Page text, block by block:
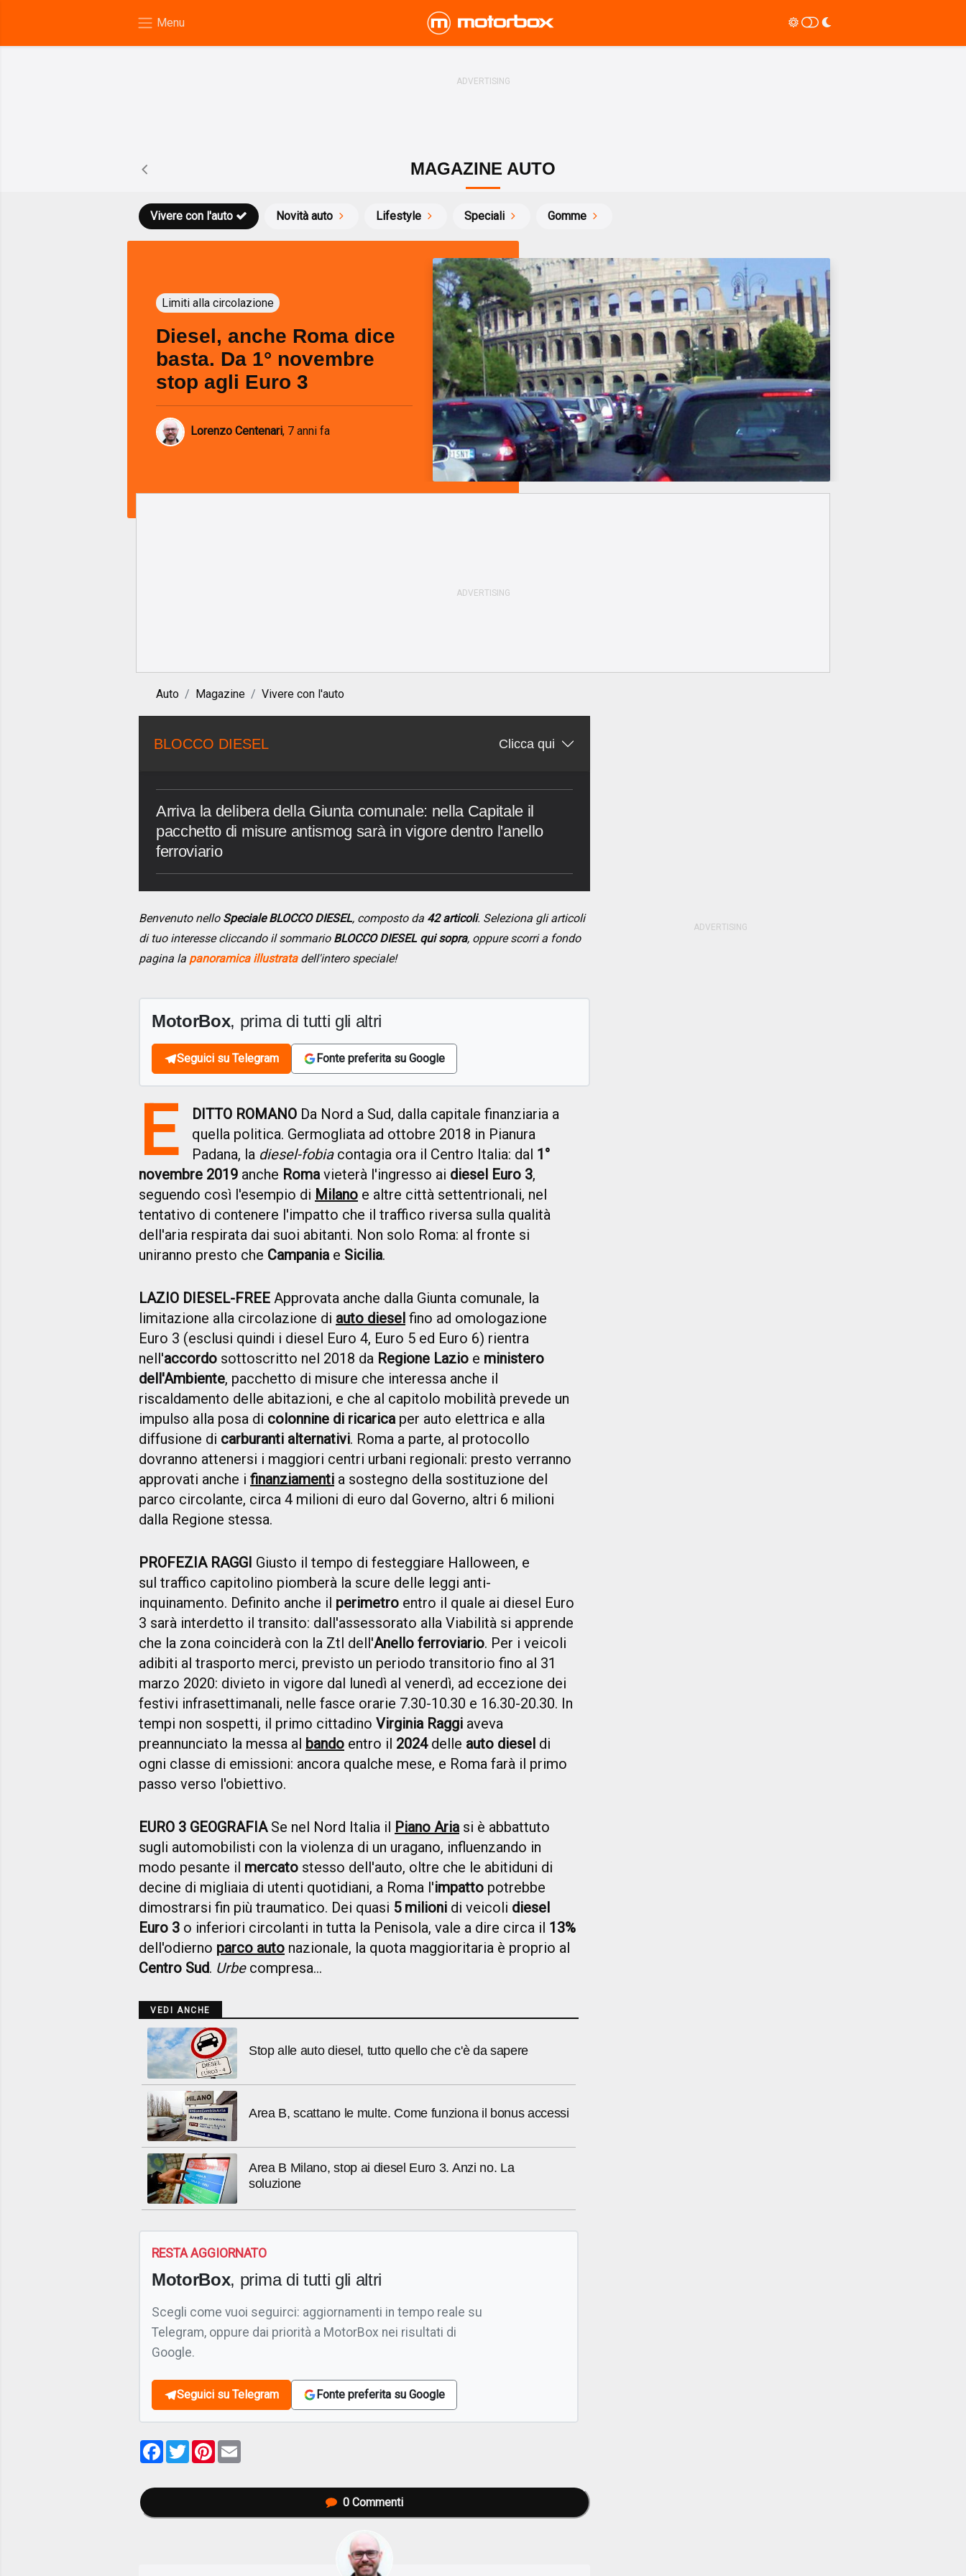
MAGAZINE AUTO
Novità auto
Vivere con l'auto Lifestyle Speciali Gomme
Limiti alla circolazione
Diesel, anche Roma dice
basta. Da 1° novembre
stop agli Euro 3
Lorenzo Centenari, 7 anni fa
Auto Magazine Vivere con l'auto
BLOCCO DIESEL Clicca qui
Arriva la delibera della Giunta comunale: nella Capitale il
pacchetto di misure antismog sarà in vigore dentro l'anello
ferroviario
Benvenuto nello Speciale BLOCCO DIESEL, composto da 42 articoli. Seleziona gli articoli
di tuo interesse cliccando il sommario BLOCCO DIESEL qui sopra, oppure scorri a fondo
pagina la panoramica illustratadell'intero speciale!
MotorBox, prima di tutti gli altri
Seguici su Telegram Fonte preferita su Google
E DITTO ROMANO Da Nord a Sud, dalla capitale finanziaria a
quella politica. Germogliata ad ottobre 2018 in Pianura
Padana, la diesel-fobiacontagia ora il Centro Italia: dal 1°
novembre 2019 anche Romavieterà l'ingresso ai diesel Euro 3,
seguendo così l'esempio di Milano e altre città settentrionali, nel
tentativo di contenere l'impatto che il traffico riversa sulla qualità
dell'aria respirata dai suoi abitanti. Non solo Roma: al fronte si
uniranno presto che Campaniae Sicilia.
LAZIO DIESEL-FREE Approvata anche dalla Giunta comunale, la
limitazione alla circolazione di auto diesel fino ad omologazione
Euro 3 (esclusi quindi i diesel Euro 4, Euro 5 ed Euro 6) rientra
nell'accordo sottoscritto nel 2018 da Regione Lazio e ministero
dell'Ambiente, pacchetto di misure che interessa anche il
riscaldamento delle abitazioni, e che al capitolo mobilità prevede un
impulso alla posa di colonnine di ricaricaper auto elettrica e alla
diffusione di carburanti alternativi. Roma a parte, al protocollo
dovranno attenersi i maggiori centri urbani regionali: presto verranno
approvati anche i finanziamenti a sostegno della sostituzione del
parco circolante, circa 4 milioni di euro dal Governo, altri 6 milioni
dalla Regione stessa.
PROFEZIA RAGGI Giusto il tempo di festeggiare Halloween, e
sul traffico capitolino piomberà la scure delle leggi anti-
inquinamento. Definito anche il perimetro entro il quale ai diesel Euro
3 sarà interdetto il transito: dall'assessorato alla Viabilità si apprende
che la zona coinciderà con la Ztl dell'Anello ferroviario. Per i veicoli
adibiti al trasporto merci, previsto un periodo transitorio fino al 31
marzo 2020: divieto in vigore dal lunedì al venerdì, ad eccezione dei
festivi infrasettimanali, nelle fasce orarie 7.30-10.30 e 16.30-20.30. In
tempi non sospetti, il primo cittadino Virginia Raggi aveva
preannunciato la messa al bando entro il 2024delle auto diesel di
ogni classe di emissioni: ancora qualche mese, e Roma farà il primo
passo verso l'obiettivo.
EURO 3 GEOGRAFIASe nel Nord Italia il Piano Ariasi è abbattuto
sugli automobilisti con la violenza di un uragano, influenzando in
modo pesante il mercato stesso dell'auto, oltre che le abitiduni di
decine di migliaia di utenti quotidiani, a Roma l'impatto potrebbe
dimostrarsi fin più traumatico. Dei quasi 5 milioni di veicoli diesel
Euro 3 o inferiori circolanti in tutta la Penisola, vale a dire circa il 13%
dell'odierno parco auto nazionale, la quota maggioritaria è proprio al
Centro Sud. Urbe compresa...
VEDI ANCHE
Stop alle auto diesel, tutto quello che c'è da sapere
Area B, scattano le multe. Come funziona il bonus accessi
Area B Milano, stop ai diesel Euro 3. Anzi no. La
soluzione
RESTA AGGIORNATO
MotorBox, prima di tutti gli altri
Scegli come vuoi seguirci: aggiornamenti in tempo reale su
Telegram, oppure dai priorità a MotorBox nei risultati di
Google.
Seguici su Telegram Fonte preferita su Google
Facebook
TwitterPinterest
0 Commenti